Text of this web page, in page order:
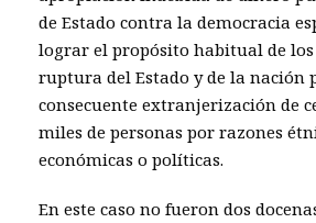
de Estado contra la democracia
lograr el propósito habitual de
ruptura del Estado y de la nación
consecuente extranjerización de
miles de personas por razones
económicas o políticas.
En este caso no fueron dos